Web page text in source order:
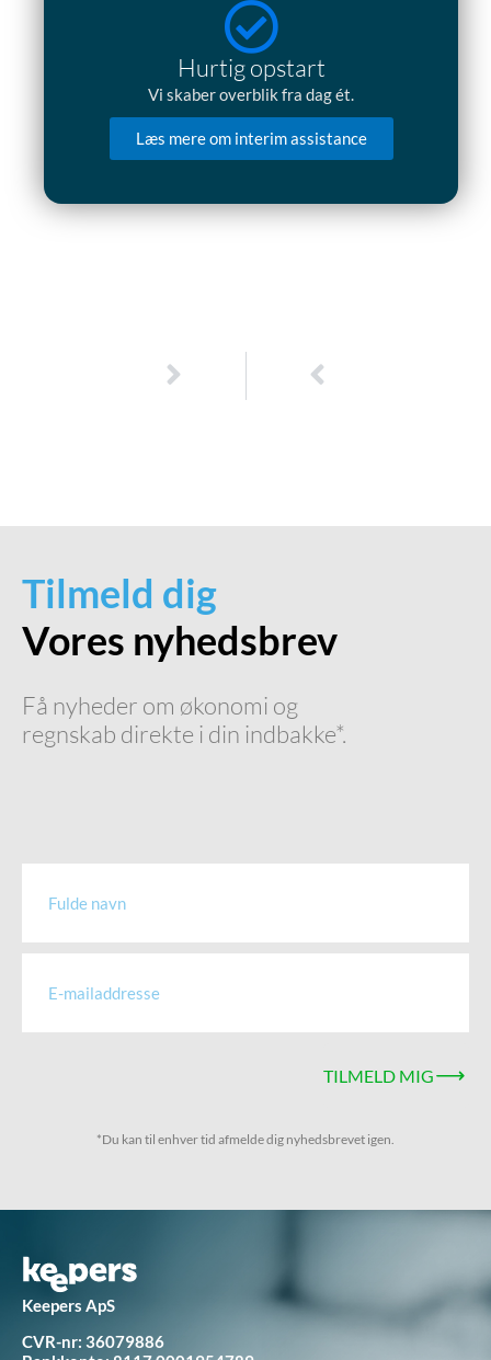
Hurtig opstart
Vi skaber overblik fra dag ét.
Læs mere om interim assistance
Tilmeld dig
Vores nyhedsbrev
Få nyheder om økonomi og
regnskab direkte i din indbakke*.
TILMELD MIG
*Du kan til enhver tid afmelde dig nyhedsbrevet igen.
Keepers ApS
CVR-nr: 36079886